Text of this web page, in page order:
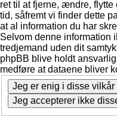
ret til at fjerne, ændre,
tid, såfremt vi finder dette
at al information du har
Selvom denne information
tredjemand uden dit
phpBB blive holdt
medføre at dataene bliver